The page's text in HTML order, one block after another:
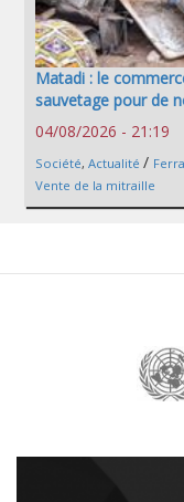
Matadi : le
sauvetage pour de
04/08/2026 - 21:19
Société, Actualité /
Vente de la mitraille